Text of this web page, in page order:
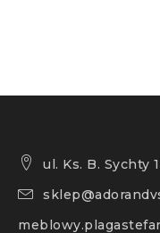
ul. Ks. B. Sychty